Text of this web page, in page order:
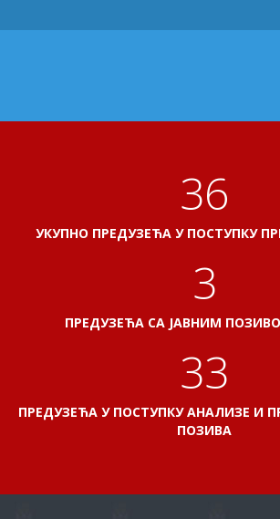
40
УКУПНО ПРЕДУЗЕЋА У ПОСТУПКУ
3
ПРЕДУЗЕЋА СА ЈАВНИМ
37
ПРЕДУЗЕЋА У ПОСТУПКУ АНАЛИЗЕ И
ПОЗИВА